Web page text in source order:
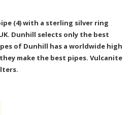
(4) with a sterling silver ring
Dunhill selects only the best
of Dunhill has a worldwide high
make the best pipes. Vulcanite